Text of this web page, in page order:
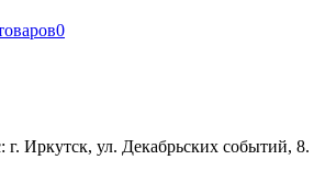
0
Иркутск, ул. Декабрьских событий, 8.